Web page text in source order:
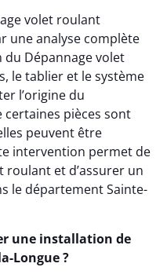
volet roulant
une analyse complète
du Dépannage volet
le tablier et le système
l’origine du
pièces sont
peuvent être
intervention permet de
et d’assurer un
le département Sainte-
une installation de
Longue ?